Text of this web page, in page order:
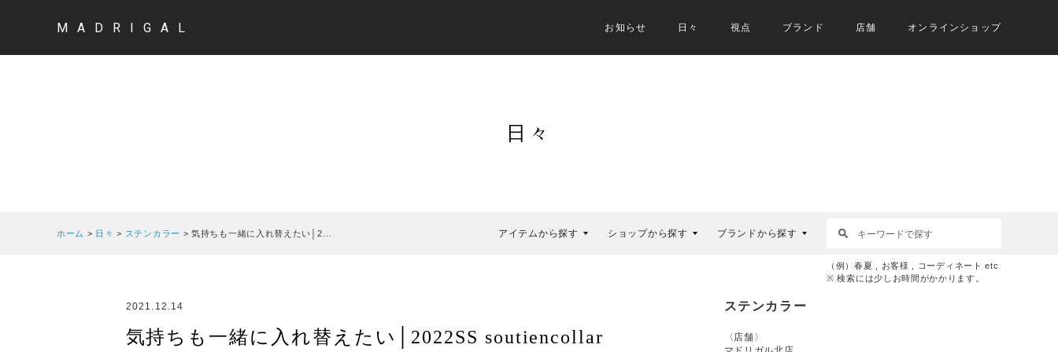
MADRIGAL お知らせ 日々 視点 ブランド 店舗 オンラインショップ
日々
ホーム > 日々 > ステンカラー >気持ちも一緒に入れ替えたい│2… アイテムから探す ショップから探す ブランドから探す
（例）春夏 , お客様 , コーディネート etc
※ 検索には少しお時間がかかります。
2021.12.14
気持ちも一緒に入れ替えたい│2022SS soutiencollar
ステンカラー
〈店舗〉